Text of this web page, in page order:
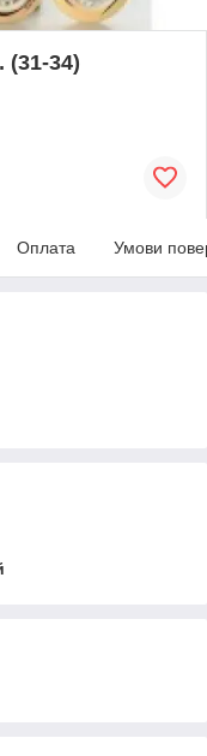
(31-34)
Оплата Умови